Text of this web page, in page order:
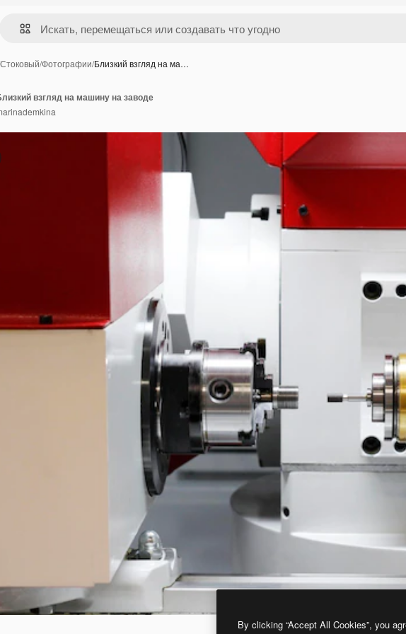
Стоковый/Фотографии/Близкий взгляд на ма…
взгляд на машину на заводе
By clicking “Accept All Cookies”, you